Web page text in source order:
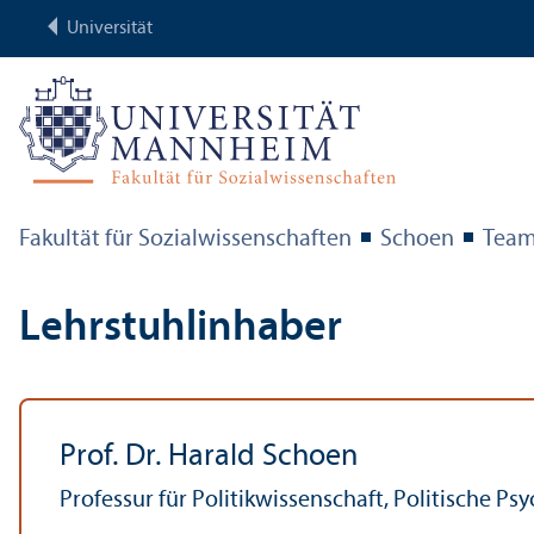
Universität
Fakultät für Sozial­wissenschaften Schoen
Lehr­stuhl­inhaber
Prof. Dr. Harald Schoen
Professur für Politik­wissenschaft, Politische